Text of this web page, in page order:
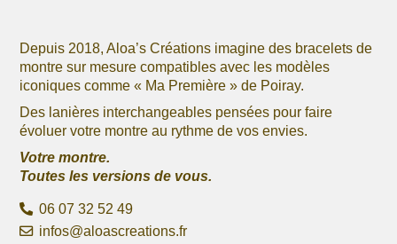
Depuis 2018, Aloa’s Créations imagine des bracelets de
montre sur mesure compatibles avec les modèles
iconiques comme « Ma Première » de Poiray.
Des lanières interchangeables pensées pour faire
évoluer votre montre au rythme de vos envies.
Votre montre.
Toutes les versions de vous.
06 07 32 52 49
infos@aloascreations.fr